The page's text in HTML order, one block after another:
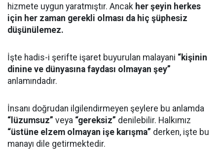
hizmete uygun yaratmıştır. Ancak her şeyin herkes
için her zaman gerekli olması da hiç şüphesiz
düşünülemez.
İşte hadis-i şerifte işaret buyurulan malayani “kişinin
dinine ve dünyasına faydası olmayan şey”
anlamındadır.
İnsanı doğrudan ilgilendirmeyen şeylere bu anlamda
“lüzumsuz” veya “gereksiz” denilebilir. Halkımız
“üstüne elzem olmayan işe karışma” derken, işte bu
manayı dile getirmektedir.